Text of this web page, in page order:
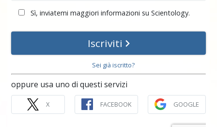
Sì, inviatemi maggiori informazioni su Scientology.
Iscriviti
Sei già iscritto?
oppure usa uno di questi servizi
X FACEBOOK GOOGLE